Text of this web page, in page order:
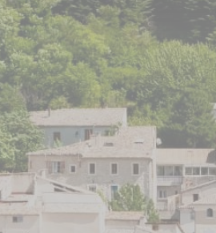
Jeune
Entreprise
Ainé
Nouvel
arrivant
Touriste